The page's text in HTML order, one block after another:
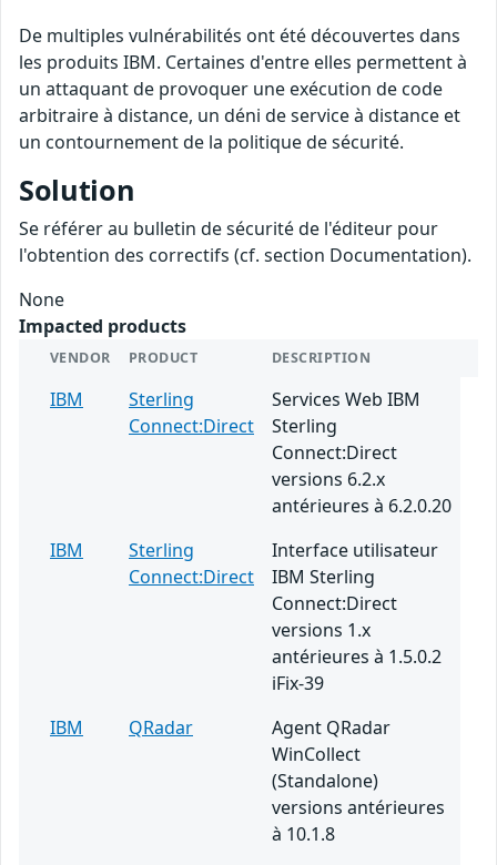
De multiples vulnérabilités ont été découvertes dans
les produits IBM. Certaines d'entre elles permettent à
un attaquant de provoquer une exécution de code
arbitraire à distance, un déni de service à distance et
un contournement de la politique de sécurité.
Solution
Se référer au bulletin de sécurité de l'éditeur pour
l'obtention des correctifs (cf. section Documentation).
None
Impacted products
VENDOR PRODUCT DESCRIPTION
IBM
Sterling
Connect:Direct
Services Web IBM
Sterling
Connect:Direct
versions 6.2.x
antérieures à 6.2.0.20
IBM
Sterling
Connect:Direct
Interface utilisateur
IBM Sterling
Connect:Direct
versions 1.x
antérieures à 1.5.0.2
iFix-39
IBM
QRadar
Agent QRadar
WinCollect
(Standalone)
versions antérieures
à 10.1.8